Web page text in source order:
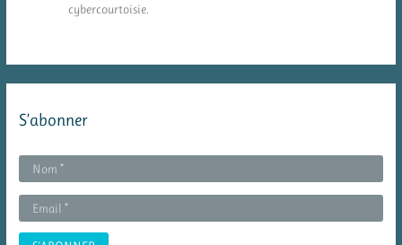
cybercourtoisie.
S’abonner